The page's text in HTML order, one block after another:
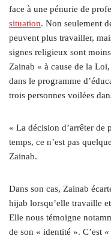
face à une pénurie de
situation. Non seulement
peuvent plus travailler,
signes religieux sont
Zainab « à cause de la
dans le programme
trois personnes voilées
« La décision d’arrêter de
temps, ce n’est pas
Zainab.
Dans son cas, Zainab
hijab lorsqu’elle travaille
Elle nous témoigne
de son « identité ». C’est